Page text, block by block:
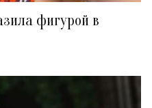
фигурой в